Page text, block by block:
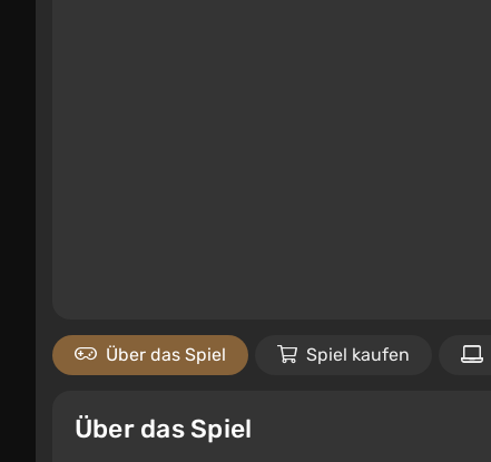
Über das Spiel Spiel kaufen
Über das Spiel